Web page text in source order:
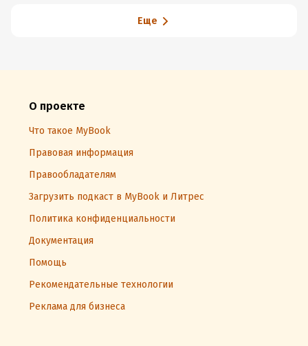
Еще
О проекте
Что такое MyBook
Правовая информация
Правообладателям
Загрузить подкаст в MyBook и Литрес
Политика конфиденциальности
Документация
Помощь
Рекомендательные технологии
Реклама для бизнеса